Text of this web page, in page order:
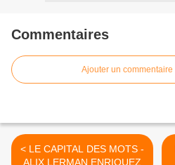
Commentaires
Ajouter un commentaire
< LE CAPITAL DES MOTS -
ALIX LERMAN ENRIQUEZ